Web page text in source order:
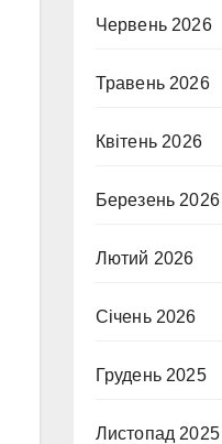
Червень 2026
Травень 2026
Квітень 2026
Березень 2026
Лютий 2026
Січень 2026
Грудень 2025
Листопад 2025